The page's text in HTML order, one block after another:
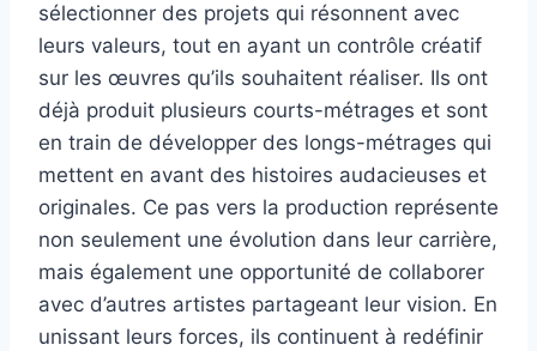
sélectionner des projets qui résonnent avec
leurs valeurs, tout en ayant un contrôle créatif
sur les œuvres qu’ils souhaitent réaliser. Ils ont
déjà produit plusieurs courts-métrages et sont
en train de développer des longs-métrages qui
mettent en avant des histoires audacieuses et
originales. Ce pas vers la production représente
non seulement une évolution dans leur carrière,
mais également une opportunité de collaborer
avec d’autres artistes partageant leur vision. En
unissant leurs forces, ils continuent à redéfinir